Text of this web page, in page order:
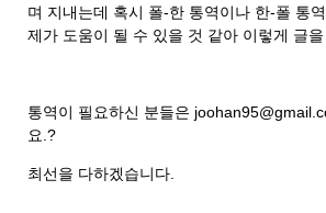
며 지내는데 혹시 폴-한 통역이나 한-폴 통
제가 도움이 될 수 있을 것 같아 이렇게 글을
통역이 필요하신 분들은
요.?
최선을 다하겠습니다.